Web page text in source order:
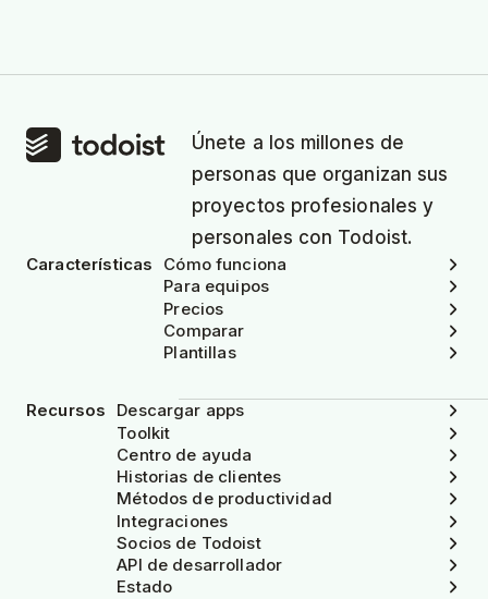
Únete a los millones de
personas que organizan sus
proyectos profesionales y
personales con Todoist.
Características
Cómo funciona
Para equipos
Precios
Comparar
Plantillas
Recursos
Descargar apps
Toolkit
Centro de ayuda
Historias de clientes
Métodos de productividad
Integraciones
Socios de Todoist
API de desarrollador
Estado